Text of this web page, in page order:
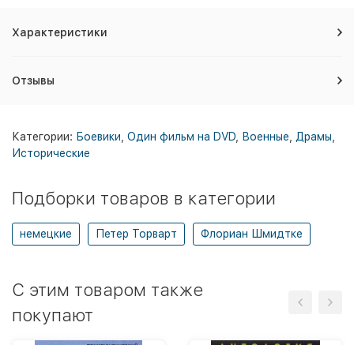
Характеристики
Отзывы
Категории: Боевики Один фильм на DVD Военные Драмы
Исторические
Подборки товаров в категории
немецкие Петер Торварт Флориан Шмидтке
C этим товаром также
покупают